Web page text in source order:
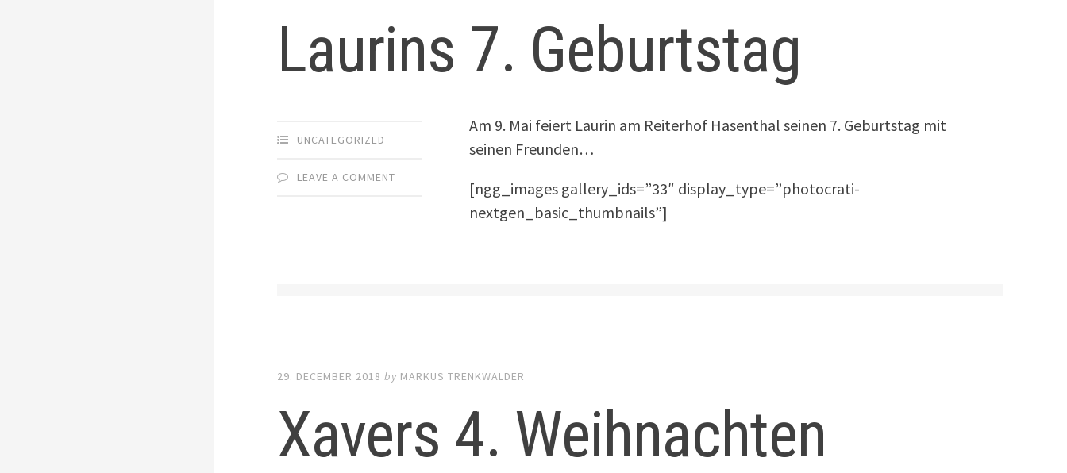
Laurins 7. Geburtstag
UNCATEGORIZED
LEAVE A COMMENT
Am 9. Mai feiert Laurin am Reiterhof Hasenthal seinen 7. Geburtstag mit
seinen Freunden…
[ngg_images gallery_ids=”33″ display_type=”photocrati-
nextgen_basic_thumbnails”]
29. DECEMBER 2018 by MARKUS TRENKWALDER
Xavers 4. Weihnachten